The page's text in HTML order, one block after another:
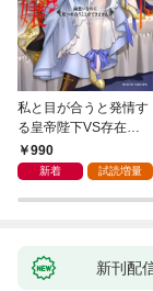
私と目が合うと発情す
る皇帝陛下VS存在感
ゼロの甘イキ令嬢 両
想いなのに見つめ合う
エディション】
990
新着 試読増量
新刊配